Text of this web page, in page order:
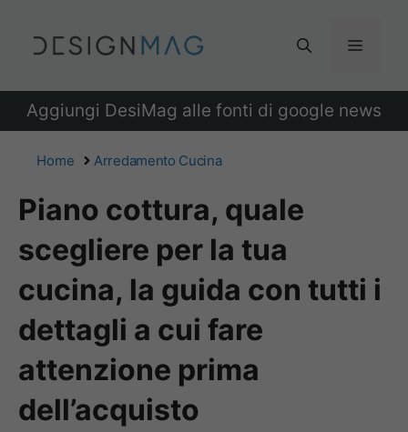
Menu
Aggiungi DesiMag alle fonti di google news
Home Arredamento Cucina
Piano cottura, quale
scegliere per la tua
cucina, la guida con tutti i
dettagli a cui fare
attenzione prima
dell’acquisto